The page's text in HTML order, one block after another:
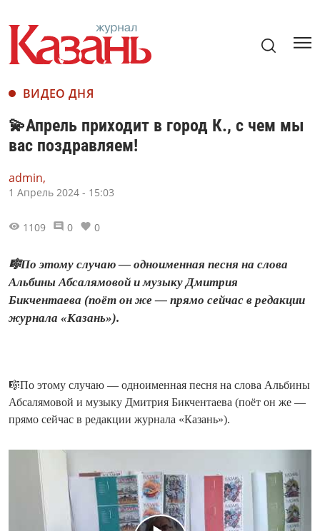
ВИДЕО ДНЯ
💫Апрель приходит в город К., с чем мы
вас поздравляем!
admin,
1 Апрель 2024 - 15:03
1109 0 0
🎼По этому случаю — одноименная песня на слова
Альбины Абсалямовой и музыку Дмитрия
Бикчентаева (поёт он же — прямо сейчас в редакции
журнала «Казань»).
🎼По этому случаю — одноименная песня на слова Альбины
Абсалямовой и музыку Дмитрия Бикчентаева (поёт он же —
прямо сейчас в редакции журнала «Казань»).